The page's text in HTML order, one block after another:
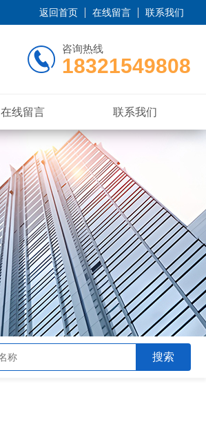
返回首页 在线留言 联系我们
咨询热线
18321549808
在线留言 联系我们